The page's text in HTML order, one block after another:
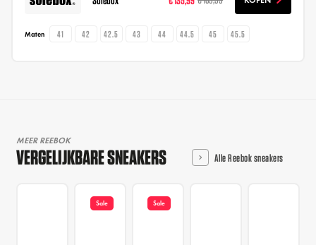
Maten 41 42 42.5 43 44 44.5 45 45.5
MEER REEBOK
VERGELIJKBARE SNEAKERS Alle Reebok sneakers
Sale Sale